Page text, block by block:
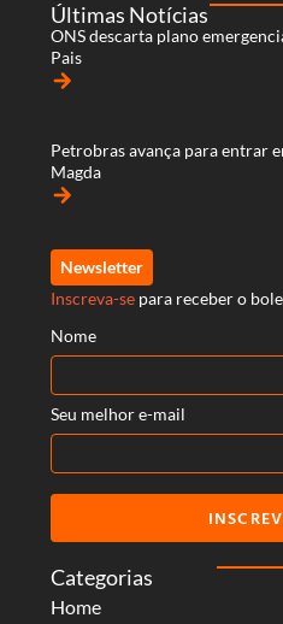
Categorias
Home
Últimas Notícias
ONS descarta plano
Pais
arrow_forward
Petrobras avança para entrar
Magda
arrow_forward
Newsletter
Inscreva-se para receber o
Nome
Seu melhor e-mail